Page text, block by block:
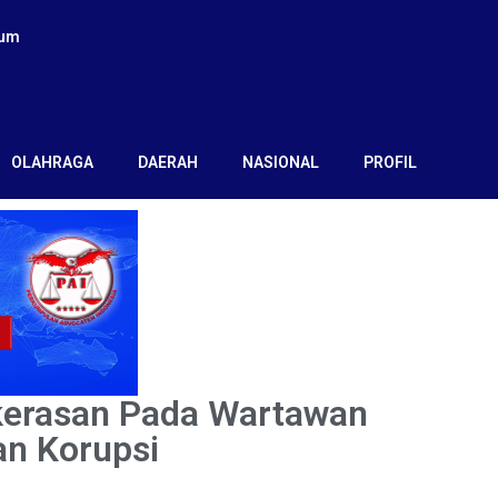
OLAHRAGA DAERAH NASIONAL PROFIL
Pada Wartawan
Korupsi